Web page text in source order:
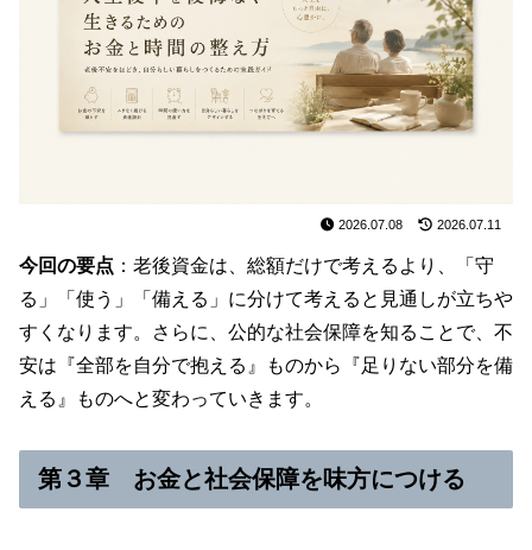
2026.07.08 2026.07.11
今回の要点 ：老後資金は、総額だけで考えるより、「守
る」「使う」「備える」に分けて考えると見通しが立ちや
すくなります。さらに、公的な社会保障を知ることで、不
安は『全部を自分で抱える』ものから『足りない部分を備
える』ものへと変わっていきます。
第３章 お金と社会保障を味方につける